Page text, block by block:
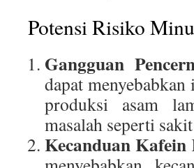
Potensi Risiko
Gangguan
dapat
produksi asam
masalah seperti
Kecanduan Kafein